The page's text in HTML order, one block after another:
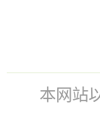
本网站